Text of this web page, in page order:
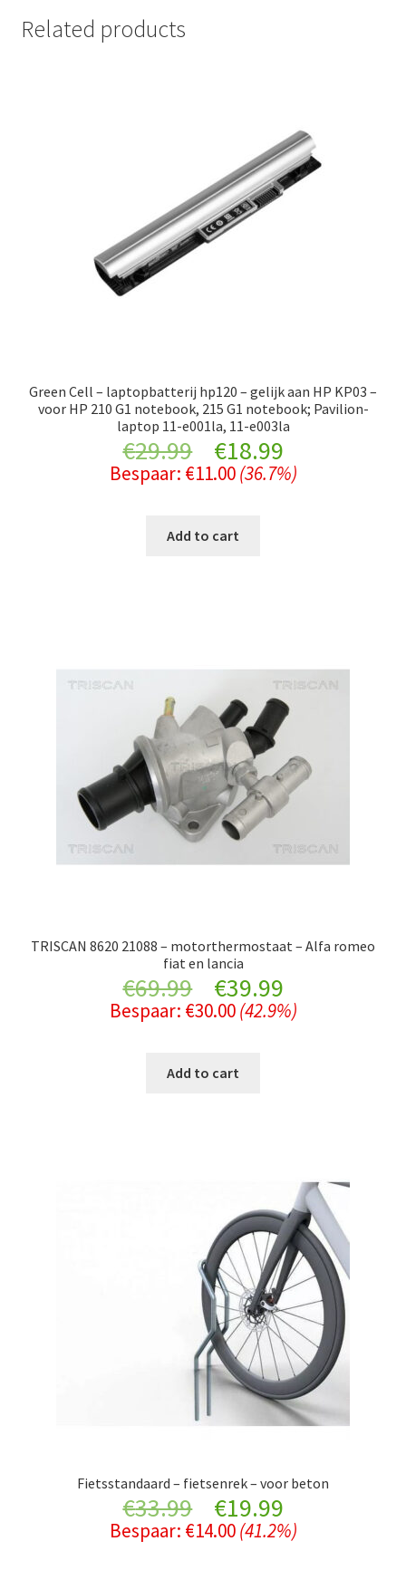
Related products
Green Cell – laptopbatterij hp120 – gelijk aan HP KP03 –
voor HP 210 G1 notebook, 215 G1 notebook; Pavilion-
laptop 11-e001la, 11-e003la
€29.99
Original
price
was:
€18.99Current
price
Bespaar: €11.00 (36.7%)
Add to cart
TRISCAN 8620 21088 – motorthermostaat – Alfa romeo
fiat en lancia
€69.99
Original
price
was:
€39.99Current
price
Bespaar: €30.00 (42.9%)
Add to cart
Fietsstandaard – fietsenrek – voor beton
€33.99
Original
price
€19.99Current
price
Bespaar: €14.00 (41.2%)